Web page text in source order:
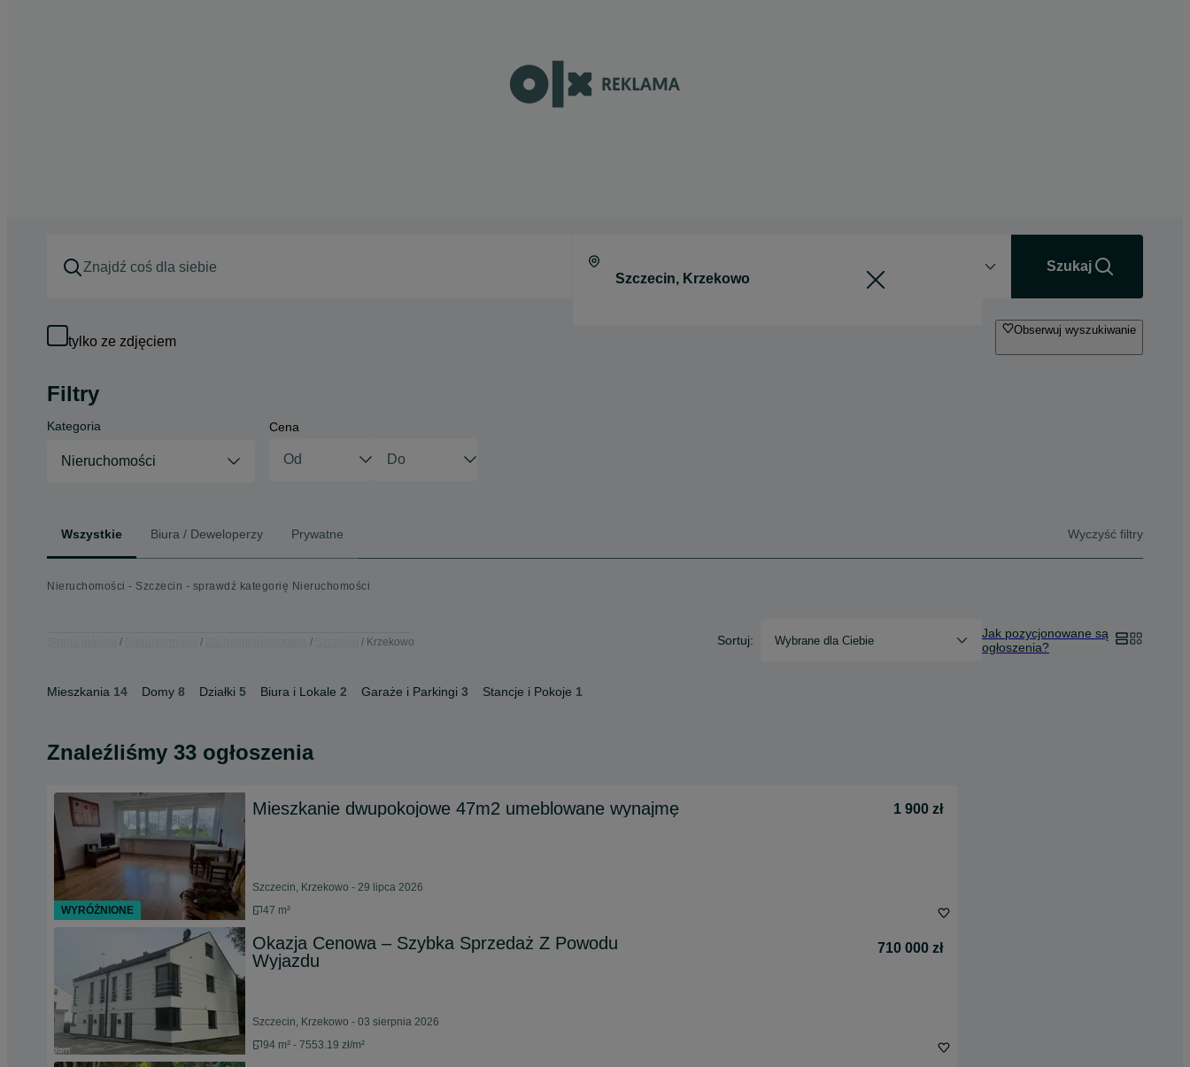
Szukaj
tylko ze zdjęciem
Obserwuj wyszukiwanie
Filtry
Kategoria
Nieruchomości
Cena
Wszystkie Biura / Deweloperzy Prywatne Wyczyść filtry
Nieruchomości - Szczecin - sprawdź kategorię Nieruchomości
Krzekowo Sortuj: Wybrane dla Ciebie
Jak pozycjonowane są
ogłoszenia?
Mieszkania 14 Domy 8 Działki 5 Biura i Lokale 2 Garaże i Parkingi 3 Stancje i Pokoje 1
Znaleźliśmy 33 ogłoszenia
Mieszkanie dwupokojowe 47m2 umeblowane wynajmę 1 900 zł
Szczecin, Krzekowo - 29 lipca 2026
47 m²
Okazja Cenowa – Szybka Sprzedaż Z Powodu
Wyjazdu
710 000 zł
Szczecin, Krzekowo - 03 sierpnia 2026
94 m² - 7553.19 zł/m²
WYRÓŻNIONE